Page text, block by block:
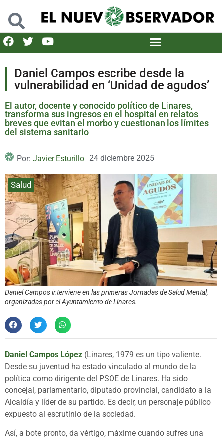
Daniel Campos escribe desde la
vulnerabilidad en ‘Unidad de agudos’
El autor, docente y conocido político de Linares,
transforma sus ingresos en el hospital en relatos
breves que evitan el morbo y cuestionan los límites
del sistema sanitario
Por: Javier Esturillo 24 diciembre 2025
Salud
Daniel Campos interviene en las primeras Jornadas de Salud Mental,
organizadas por el Ayuntamiento de Linares.
Daniel Campos López (Linares, 1979 es un tipo valiente.
Desde su juventud ha estado vinculado al mundo de la
política como dirigente del PSOE de Linares. Ha sido
concejal, parlamentario, diputado provincial, candidato a la
Alcaldía y líder de su partido. Es decir, un personaje público
expuesto al escrutinio de la sociedad.
Así, a bote pronto, da vértigo, máxime cuando sufres una